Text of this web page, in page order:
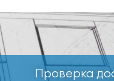
Проверка